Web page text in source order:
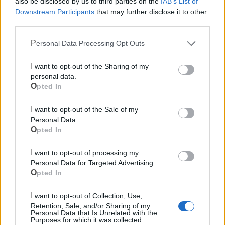
Downstream Participants that may further disclose it to other
Personal Data Processing Opt Outs
personal data.
Opted In
Personal Data.
Opted In
Personal Data for Targeted Advertising.
Opted In
Retention, Sale, and/or Sharing of my
Personal Data that Is Unrelated with the
Purposes for which it was collected.
sensibilità diverse al servizio della crescita del territorio.
Essere partner di un evento che unisce architettura,
innovazione, cultura, musica e grandi brand internazionali
significa sostenere una idea moderna e dinamica di
protagoniste di una narrazione capace di generare
attrattività, fiducia e nuove opportunità».
«Crediamo fortemente – ha poi detto Emanuele Di Palma -
che il futuro delle nostre comunità passi dalla capacità di
fare rete, creando sinergie tra imprese, istituzioni, cultura e
che sappia produrre non soltanto crescita economica, ma
anche sviluppo culturale, sociale e turistico. In questo anno
BCC San Marzano di San Giuseppe, iniziative come
questa assumono un valore ancora più profondo:
raccontano un territorio vitale, creativo e ambizioso,